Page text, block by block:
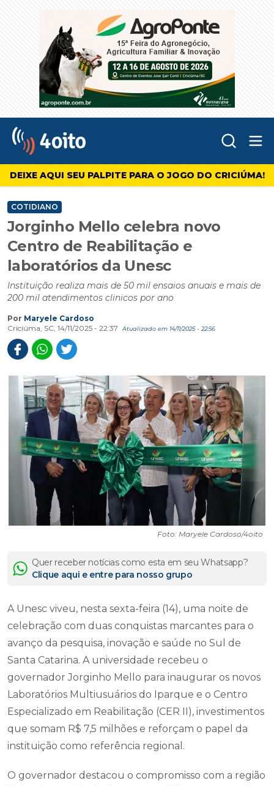
4oito
DEIXE AQUI SEU PALPITE PARA O JOGO DO CRICIÚMA!
COTIDIANO
Jorginho Mello celebra novo
Centro de Reabilitação e
laboratórios da Unesc
Instituição realiza mais de 50 mil ensaios anuais e mais de
200 mil atendimentos clinicos por ano
Por Maryele Cardoso
Criciúma, SC, 14/11/2025 - 22:37
Atualizado em 14/11/2025 - 22:56
Foto: Maryele Cardoso/4oito
Quer receber notícias como esta em seu Whatsapp?
Clique aqui e entre para nosso grupo
A Unesc viveu, nesta sexta-feira (14), uma noite de
celebração com duas conquistas marcantes para o
avanço da pesquisa, inovação e saúde no Sul de
Santa Catarina. A universidade recebeu o
governador Jorginho Mello para inaugurar os novos
Laboratórios Multiusuários do Iparque e o Centro
Especializado em Reabilitação (CER II), investimentos
que somam R$ 7,5 milhões e reforçam o papel da
instituição como referência regional.
O governador destacou o compromisso com a região